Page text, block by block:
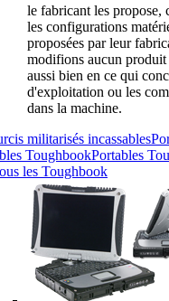
le fabricant les propose,
les configurations
proposées par leur
modifions aucun
aussi bien en ce qui
d'exploitation ou les
dans la machine.
Portables
les Toughbook